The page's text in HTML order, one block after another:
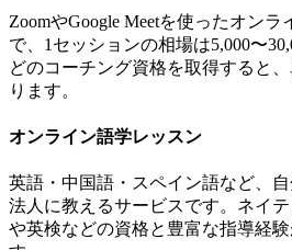
ZoomやGoogle Meetを使ったオン
で、1セッションの相場は5,000〜
どのコーチング資格を取得すると
ります。
オンライン語学レッスン
英語・中国語・スペイン語など、
法人に教えるサービスです。ネイ
や英検などの資格と豊富な指導経